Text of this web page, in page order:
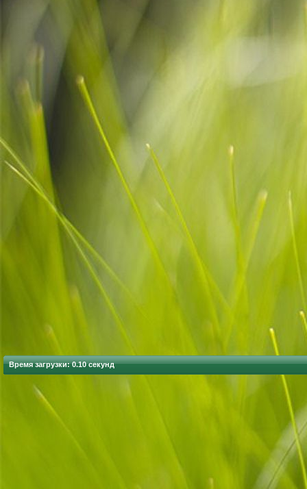
Время загрузки: 0.10 секунд